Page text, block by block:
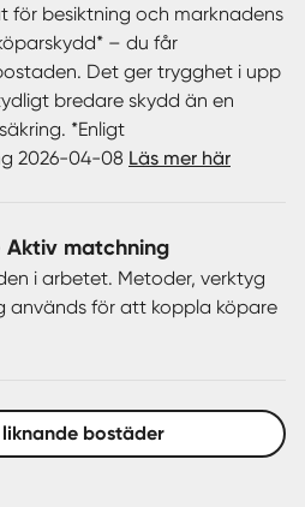
för besiktning och marknadens
– du får
Det ger trygghet i upp
bredare skydd än en
*Enligt
2026-04-08 Läs mer här
matchning
i arbetet. Metoder, verktyg
används för att koppla köpare
liknande bostäder